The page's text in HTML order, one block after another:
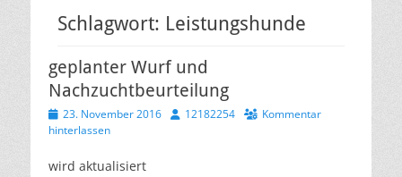
Schlagwort: Leistungshunde
geplanter Wurf und
Nachzuchtbeurteilung
Veröffentlicht
am
23. November 2016 Autor12182254
Kommentar
hinterlassen
wird aktualisiert